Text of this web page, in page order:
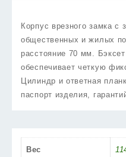
Корпус врезного замка
общественных и жилых
расстояние 70 мм.
обеспечивает четкую
Цилиндр и ответная
паспорт изделия,
Вес